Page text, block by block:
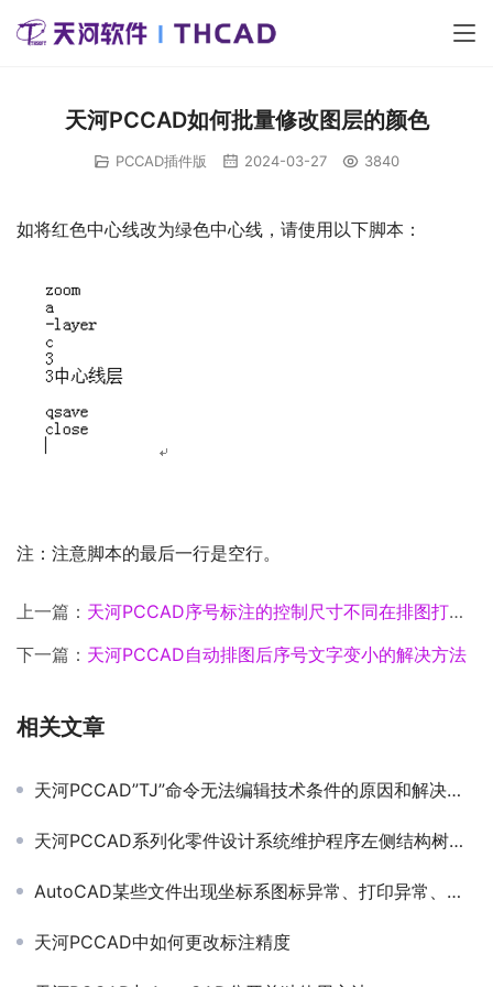
天河PCCAD如何批量修改图层的颜色
PCCAD插件版 2024-03-27 3840
如将红色中心线改为绿色中心线，请使用以下脚本：
注：注意脚本的最后一行是空行。
上一篇： 天河PCCAD序号标注的控制尺寸不同在排图打印时会出现的现象
下一篇： 天河PCCAD自动排图后序号文字变小的解决方法
相关文章
天河PCCAD”TJ”命令无法编辑技术条件的原因和解决方法
天河PCCAD系列化零件设计系统维护程序左侧结构树无法显示出来
AutoCAD某些文件出现坐标系图标异常、打印异常、背景灰色等
天河PCCAD中如何更改标注精度